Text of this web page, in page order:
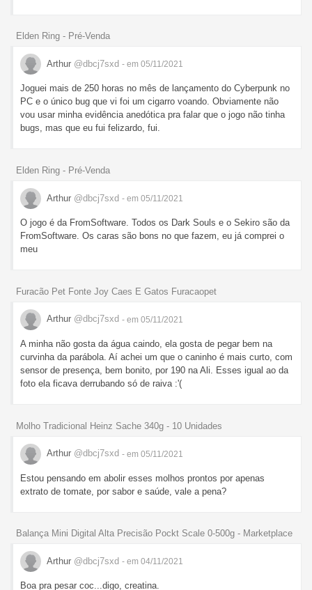
Elden Ring - Pré-Venda
Arthur @dbcj7sxd - em 05/11/2021
Joguei mais de 250 horas no mês de lançamento do Cyberpunk no
PC e o único bug que vi foi um cigarro voando. Obviamente não
vou usar minha evidência anedótica pra falar que o jogo não tinha
bugs, mas que eu fui felizardo, fui.
Elden Ring - Pré-Venda
Arthur @dbcj7sxd - em 05/11/2021
O jogo é da FromSoftware. Todos os Dark Souls e o Sekiro são da
FromSoftware. Os caras são bons no que fazem, eu já comprei o
meu
Furacão Pet Fonte Joy Caes E Gatos Furacaopet
Arthur @dbcj7sxd - em 05/11/2021
A minha não gosta da água caindo, ela gosta de pegar bem na
curvinha da parábola. Aí achei um que o caninho é mais curto, com
sensor de presença, bem bonito, por 190 na Ali. Esses igual ao da
foto ela ficava derrubando só de raiva :'(
Molho Tradicional Heinz Sache 340g - 10 Unidades
Arthur @dbcj7sxd - em 05/11/2021
Estou pensando em abolir esses molhos prontos por apenas
extrato de tomate, por sabor e saúde, vale a pena?
Balança Mini Digital Alta Precisão Pockt Scale 0-500g - Marketplace
Arthur @dbcj7sxd - em 04/11/2021
Boa pra pesar coc...digo, creatina.